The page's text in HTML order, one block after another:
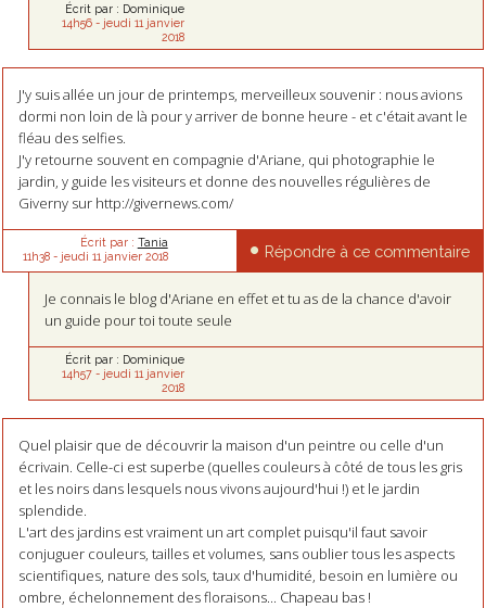
Écrit par : Dominique
14h56- jeudi 11 janvier
2018
J'y suis allée un jour de printemps, merveilleux souvenir : nous avions
dormi non loin de là pour y arriver de bonne heure - et c'était avant le
fléau des selfies.
J'y retourne souvent en compagnie d'Ariane, qui photographie le
jardin, y guide les visiteurs et donne des nouvelles régulières de
Giverny sur http://givernews.com/
Écrit par : Tania
11h38- jeudi 11 janvier 2018 Répondre à ce commentaire
Je connais le blog d'Ariane en effet et tu as de la chance d'avoir
un guide pour toi toute seule
Écrit par : Dominique
14h57- jeudi 11 janvier
2018
Quel plaisir que de découvrir la maison d'un peintre ou celle d'un
écrivain. Celle-ci est superbe (quelles couleurs à côté de tous les gris
et les noirs dans lesquels nous vivons aujourd'hui !) et le jardin
splendide.
L'art des jardins est vraiment un art complet puisqu'il faut savoir
conjuguer couleurs, tailles et volumes, sans oublier tous les aspects
scientifiques, nature des sols, taux d'humidité, besoin en lumière ou
ombre, échelonnement des floraisons... Chapeau bas !